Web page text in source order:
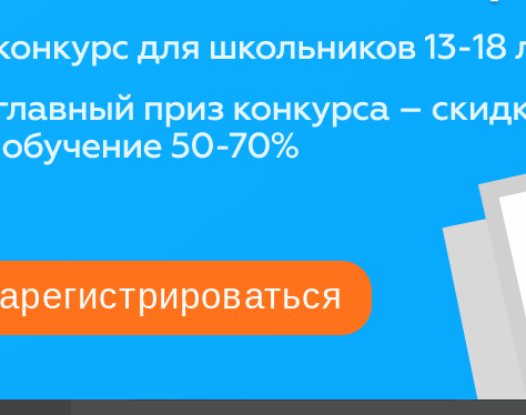
Лезен, Швейцария
лето,
7 – 17 лет
05 июля — 15 августа 2026